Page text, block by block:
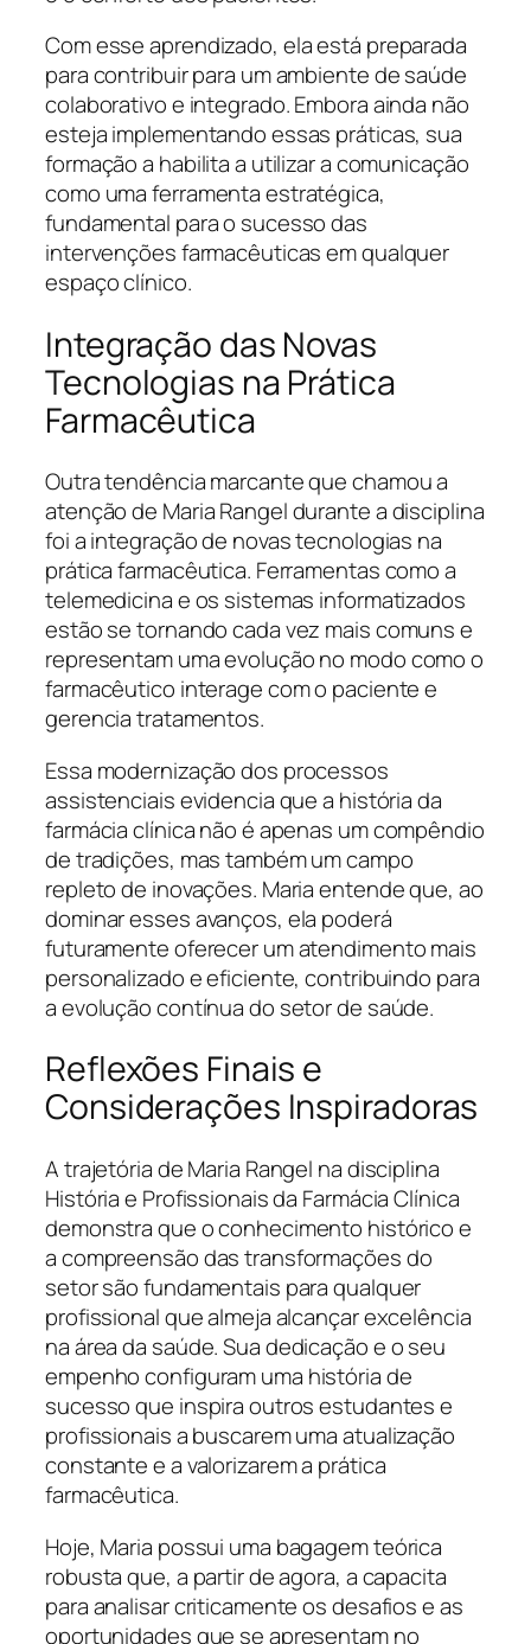
Com esse aprendizado, ela está preparada
para contribuir para um ambiente de saúde
colaborativo e integrado. Embora ainda não
esteja implementando essas práticas, sua
formação a habilita a utilizar a comunicação
como uma ferramenta estratégica,
fundamental para o sucesso das
intervenções farmacêuticas em qualquer
espaço clínico.
Integração das Novas
Tecnologias na Prática
Farmacêutica
Outra tendência marcante que chamou a
atenção de Maria Rangel durante a disciplina
foi a integração de novas tecnologias na
prática farmacêutica. Ferramentas como a
telemedicina e os sistemas informatizados
estão se tornando cada vez mais comuns e
representam uma evolução no modo como o
farmacêutico interage com o paciente e
gerencia tratamentos.
Essa modernização dos processos
assistenciais evidencia que a história da
farmácia clínica não é apenas um compêndio
de tradições, mas também um campo
repleto de inovações. Maria entende que, ao
dominar esses avanços, ela poderá
futuramente oferecer um atendimento mais
personalizado e eficiente, contribuindo para
a evolução contínua do setor de saúde.
Reflexões Finais e
Considerações Inspiradoras
A trajetória de Maria Rangel na disciplina
História e Profissionais da Farmácia Clínica
demonstra que o conhecimento histórico e
a compreensão das transformações do
setor são fundamentais para qualquer
profissional que almeja alcançar excelência
na área da saúde. Sua dedicação e o seu
empenho configuram uma história de
sucesso que inspira outros estudantes e
profissionais a buscarem uma atualização
constante e a valorizarem a prática
farmacêutica.
Hoje, Maria possui uma bagagem teórica
robusta que, a partir de agora, a capacita
para analisar criticamente os desafios e as
oportunidades que se apresentam no